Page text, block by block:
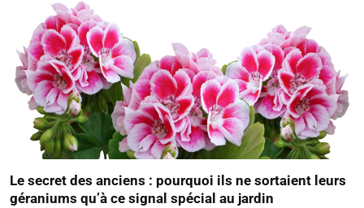
Le secret des anciens : pourquoi ils ne sortaient leurs
géraniums qu’à ce signal spécial au jardin